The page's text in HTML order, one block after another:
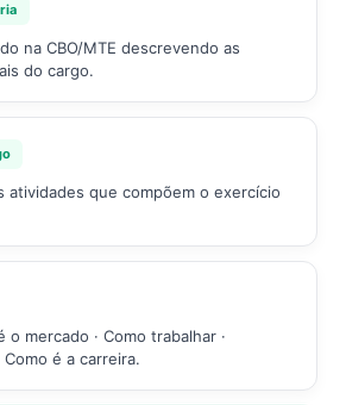
na CBO/MTE descrevendo as
do cargo.
atividades que compõem o exercício
o mercado · Como trabalhar ·
Como é a carreira.